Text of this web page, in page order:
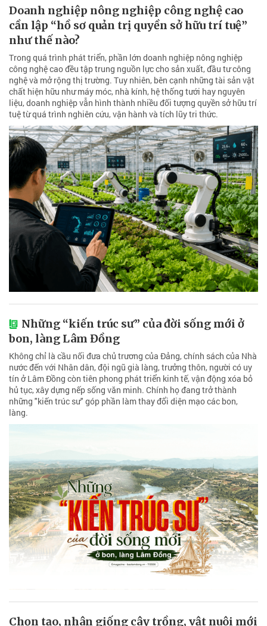
Doanh nghiệp nông nghiệp công nghệ cao
cần lập “hồ sơ quản trị quyền sở hữu trí tuệ”
như thế nào?
Trong quá trình phát triển, phần lớn doanh nghiệp nông nghiệp
công nghệ cao đều tập trung nguồn lực cho sản xuất, đầu tư công
nghệ và mở rộng thị trường. Tuy nhiên, bên cạnh những tài sản vật
chất hiện hữu như máy móc, nhà kính, hệ thống tưới hay nguyên
liệu, doanh nghiệp vẫn hình thành nhiều đối tượng quyền sở hữu trí
tuệ từ quá trình nghiên cứu, vận hành và tích lũy tri thức.
Những “kiến trúc sư” của đời sống mới ở
bon, làng Lâm Đồng
Không chỉ là cầu nối đưa chủ trương của Đảng, chính sách của Nhà
nước đến với Nhân dân, đội ngũ già làng, trưởng thôn, người có uy
tín ở Lâm Đồng còn tiên phong phát triển kinh tế, vận động xóa bỏ
hủ tục, xây dựng nếp sống văn minh. Chính họ đang trở thành
những "kiến trúc sư" góp phần làm thay đổi diện mạo các bon,
làng.
Chọn tạo, nhân giống cây trồng, vật nuôi mới